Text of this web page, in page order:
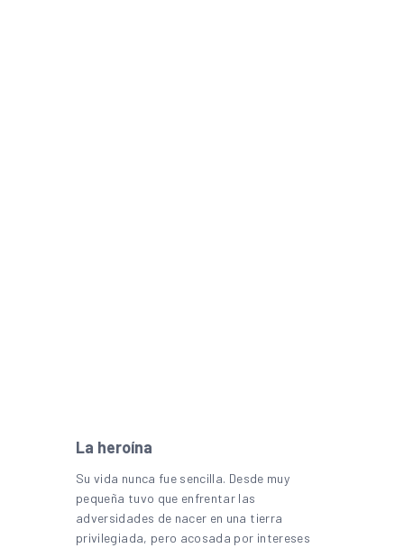
La heroína
Su vida nunca fue sencilla. Desde muy
pequeña tuvo que enfrentar las
adversidades de nacer en una tierra
privilegiada, pero acosada por intereses